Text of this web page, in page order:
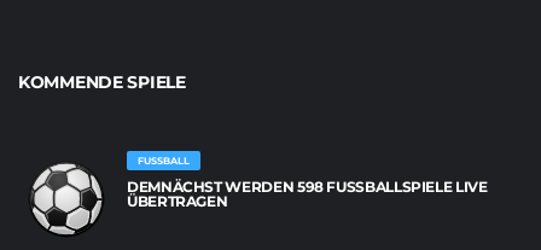
KOMMENDE SPIELE
FUSSBALL
DEMNÄCHST WERDEN 598 FUSSBALLSPIELE LIVE Ü
BERTRAGEN